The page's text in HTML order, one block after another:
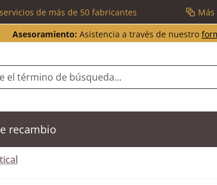
de más de 50 fabricantes
Asesoramiento: Asistencia a través de nuestro
recambio